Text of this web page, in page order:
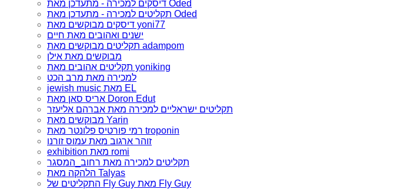
דיסקים למכירה - מתעדכן מאת Oded
תקליטים למכירה - מתעדכן מאת Oded
דיסקים מבוקשים מאת yoni77
ישנים ואהובים מאת חיים
תקליטים מבוקשים מאת adampom
מבוקשים מאת אילן
תקליטים אהובים מאת yoniking
למכירה מאת מרב הכט
jewish music מאת EL
אריס סאן מאת Doron Edut
תקליטים ישראליים למכירה מאת אברהם אליעזר
מבוקשים מאת Yarin
רמי פורטיס פלונטר מאת troponin
זוהר ארגוב מאת עמוס זורנו
exhibition מאת romi
תקליטים למכירה מאת רחוב_המסגר
הלהקה מאת Talyas
התקליטים של Fly Guy מאת Fly Guy